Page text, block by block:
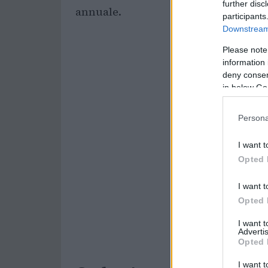
further
Please
information
deny
in below
I want
Opted
I want
Opted
I want
Opted
I want
annuale.